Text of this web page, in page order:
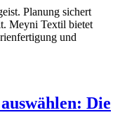
Planung sichert
Meyni Textil bietet
und
Die